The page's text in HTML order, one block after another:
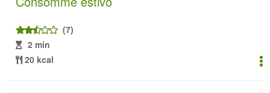
(7)
2 min
20 kcal